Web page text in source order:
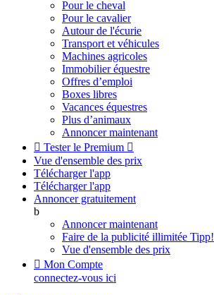
Pour le cheval
Pour le cavalier
Autour de l'écurie
Transport et véhicules
Machines agricoles
Immobilier équestre
Offres d’emploi
Boxes libres
Vacances équestres
Plus d’animaux
Annoncer maintenant
 Tester le Premium 
Vue d'ensemble des prix
Télécharger l'app
Télécharger l'app
Annoncer gratuitement
b
Annoncer maintenant
Faire de la publicité illimitée Tipp!
Vue d'ensemble des prix
 Mon Compte
connectez-vous ici